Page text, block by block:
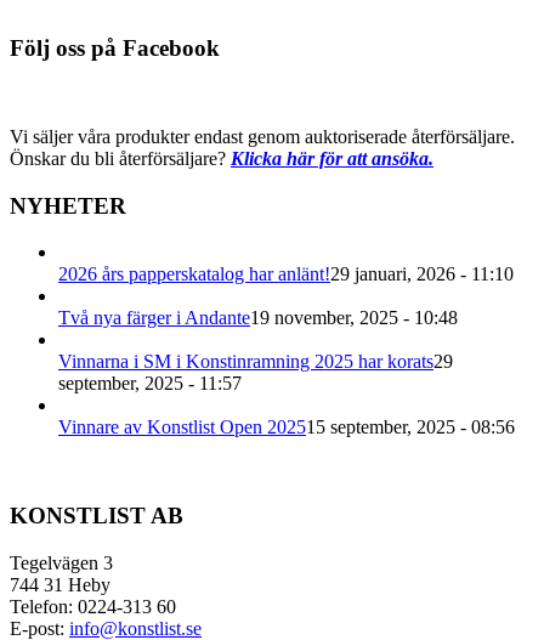
Följ oss på Facebook
Vi säljer våra produkter endast genom auktoriserade återförsäljare.
Önskar du bli återförsäljare? Klicka här för att ansöka.
NYHETER
2026 års papperskatalog har anlänt!29 januari, 2026 - 11:10
Två nya färger i Andante19 november, 2025 - 10:48
Vinnarna i SM i Konstinramning 2025 har korats29
september, 2025 - 11:57
Vinnare av Konstlist Open 202515 september, 2025 - 08:56
KONSTLIST AB
Tegelvägen 3
744 31 Heby
Telefon: 0224-313 60
E-post: info@konstlist.se